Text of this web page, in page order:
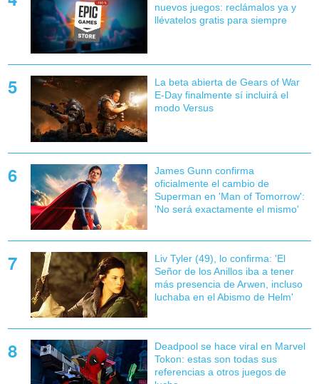
nuevos juegos: reclámalos ya y
llévatelos gratis para siempre
La beta abierta de Gears of War
E-Day finalmente sí incluirá el
modo Versus
James Gunn confirma
oficialmente el cambio de
Superman en 'Man of Tomorrow':
'No será exactamente el mismo'
Liv Tyler (49), lo confirma: 'El
Señor de los Anillos iba a tener
más presencia de Arwen, incluso
luchaba en el Abismo de Helm'
Deadpool se hace viral en Marvel
Tokon: estas son todas sus
referencias a otros juegos de